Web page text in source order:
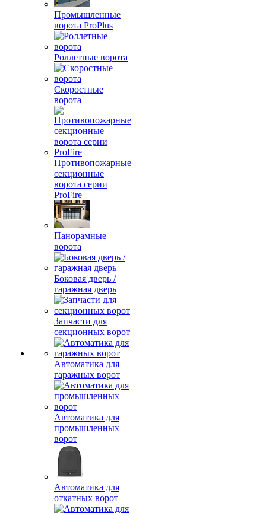
Промышленные
ворота ProPlus
Роллетные ворота
Скоростные
ворота
Противопожарные
секционные
ворота серии
ProFire
Панорамные
ворота
Боковая дверь /
гаражная дверь
Запчасти для
секционных ворот
Автоматика для
гаражных ворот
Автоматика для
промышленных
ворот
Автоматика для
откатных ворот